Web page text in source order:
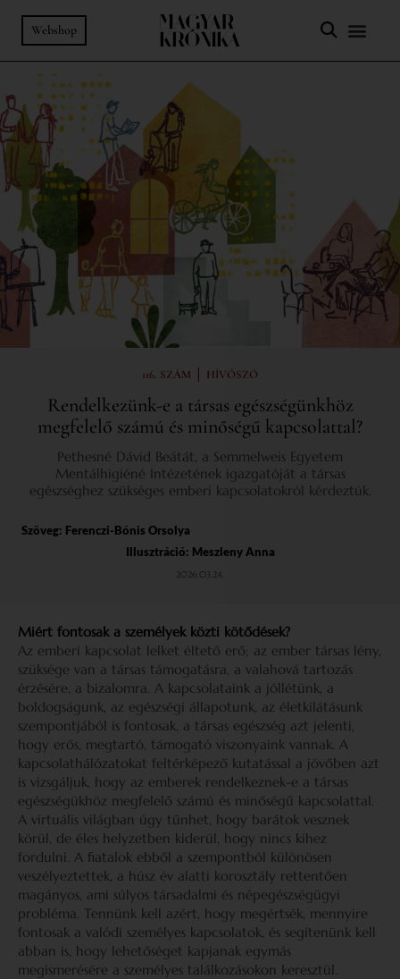
Webshop
116. SZÁM | HÍVÓSZÓ
Rendelkezünk-e a társas egészségünkhöz
megfelelő számú és minőségű kapcsolattal?
Pethesné Dávid Beátát, a Semmelweis Egyetem
Mentálhigiéné Intézetének igazgatóját a társas
egészséghez szükséges emberi kapcsolatokról kérdeztük.
Szöveg: Ferenczi-Bónis Orsolya
Illusztráció: Meszleny Anna
2026.03.24.
Miért fontosak a személyek közti kötődések?
Az emberi kapcsolat lelket éltető erő; az ember társas lény,
szüksége van a társas támogatásra, a valahová tartozás
érzésére, a bizalomra. A kapcsolataink a jóllétünk, a
boldogságunk, az egészségi állapotunk, az életkilátásunk
szempontjából is fontosak, a társas egészség azt jelenti,
hogy erős, megtartó, támogató viszonyaink vannak. A
kapcsolathálózatokat feltérképező kutatással a jövőben azt
is vizsgáljuk, hogy az emberek rendelkeznek-e a társas
egészségükhöz megfelelő számú és minőségű kapcsolattal.
A virtuális világban úgy tűnhet, hogy barátok vesznek
körül, de éles helyzetben kiderül, hogy nincs kihez
fordulni. A fiatalok ebből a szempontból különösen
veszélyeztettek, a húsz év alatti korosztály rettentően
magányos, ami súlyos társadalmi és népegészségügyi
probléma. Tennünk kell azért, hogy megértsék, mennyire
fontosak a valódi személyes kapcsolatok, és segítenünk kell
abban is, hogy lehetőséget kapjanak egymás
megismerésére a személyes találkozásokon keresztül.